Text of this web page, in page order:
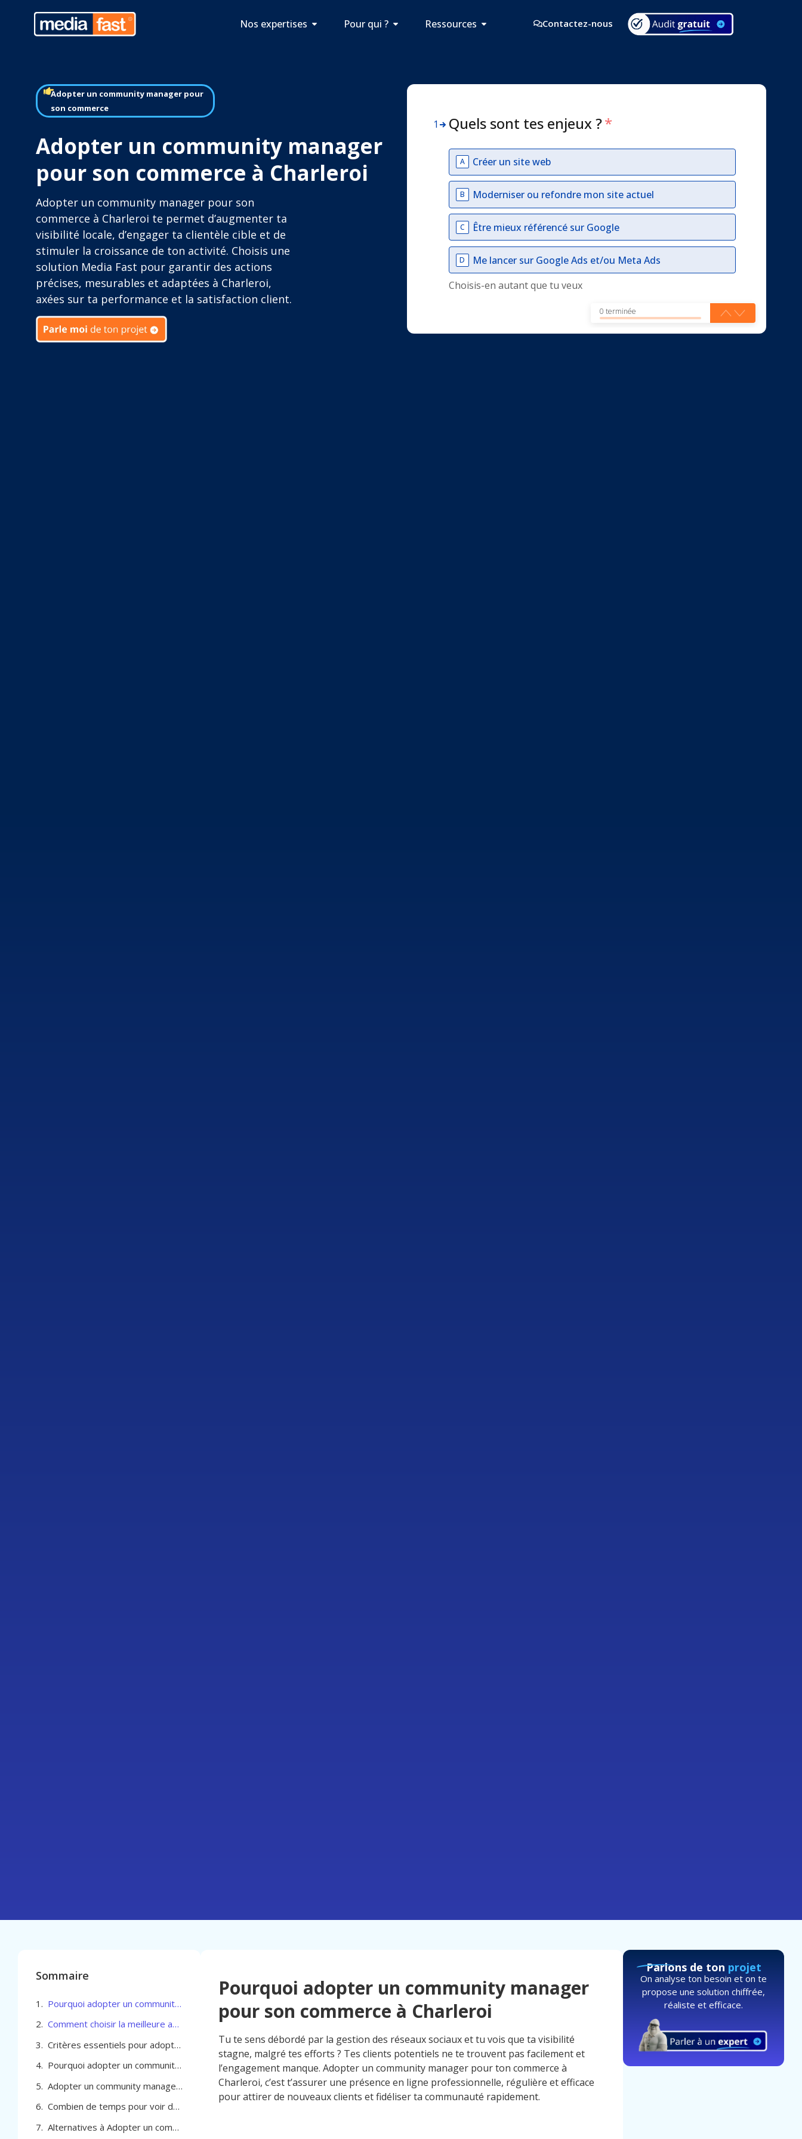
Nos expertises Pour qui ? Ressources Contactez-nous
Adopter un community manager pour
son commerce
Adopter un community manager
pour son commerce à Charleroi
Adopter un community manager pour son
commerce à Charleroi te permet d’augmenter ta
visibilité locale, d’engager ta clientèle cible et de
stimuler la croissance de ton activité. Choisis une
solution Media Fast pour garantir des actions
précises, mesurables et adaptées à Charleroi,
axées sur ta performance et la satisfaction client.
1 Quels sont tes enjeux ?*
A Créer un site web
B Moderniser ou refondre mon site actuel
C Être mieux référencé sur Google
D
Me lancer sur Google Ads et/ou Meta Ads
Choisis-en autant que tu veux
0 terminée
Sommaire
Pourquoi adopter un community manager pour son commerce à Charleroi
Comment choisir la meilleure agence pour adopter un community manager pour son commerce à Charleroi
Critères essentiels pour adopter un community manager pour son commerce à Charleroi
Pourquoi adopter un community manager pour son commerce à Charleroi ?
Adopter un community manager pour son commerce à Charleroi
Combien de temps pour voir des résultats en adoptant un community manager pour ton commerce à Charleroi
Alternatives à Adopter un community manager pour son commerce à Charleroi
Pourquoi adopter un community manager
pour son commerce à Charleroi
Tu te sens débordé par la gestion des réseaux sociaux et tu vois que ta visibilité
stagne, malgré tes efforts ? Tes clients potentiels ne te trouvent pas facilement et
l’engagement manque. Adopter un community manager pour ton commerce à
Charleroi, c’est t’assurer une présence en ligne professionnelle, régulière et efficace
pour attirer de nouveaux clients et fidéliser ta communauté rapidement.
Parlons de ton projet
On analyse ton besoin et on te
propose une solution chiffrée,
réaliste et efficace.